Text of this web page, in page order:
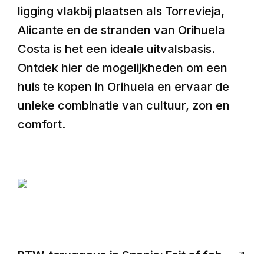
ligging vlakbij plaatsen als Torrevieja,
Alicante en de stranden van Orihuela
Costa is het een ideale uitvalsbasis.
Ontdek hier de mogelijkheden om een
huis te kopen in Orihuela en ervaar de
unieke combinatie van cultuur, zon en
comfort.